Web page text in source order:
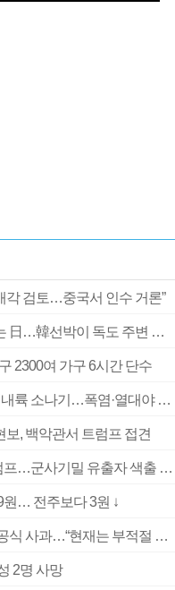
각 검토…중국서 인수 거론”
[속보] 여전히 ‘독도는 우리땅’ 외치는 日…韓선박이 독도 주변 해양조사 활동하자 반발
2300여 가구 6시간 단수
부산 울산 경남 구름 많고 경남 북서내륙 소나기…폭염·열대야 계속
보, 백악관서 트럼프 접견
‘탄약 부족 사태’ 보도에 격노한 트럼프…군사기밀 유출자 색출 지시
원… 전주보다 3원 ↓
[속보] ‘심판 성접대’ 논란 축구협회 공식 사과…“현재는 부적절 행위 없어”
2명 사망